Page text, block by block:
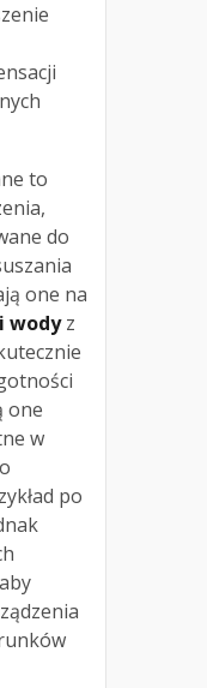
to
do
one na
wodyz
one
w
po